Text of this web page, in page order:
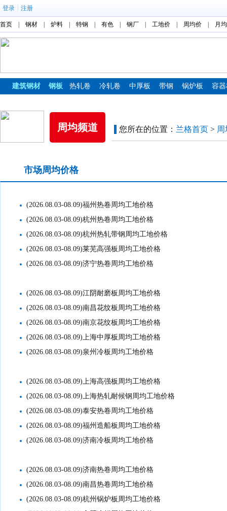
登录 注册
首页 钢材 炉料 特钢 有色 钢厂 工地价 周均价 月
建筑钢材 钢板 热轧卷 冷轧卷 中厚板 带钢 锅炉板 容
周均频道 您所在的位置： 兰格首页 >
市场周均价格
(2026.08.03-08.09)福州热卷周均工地价格
(2026.08.03-08.09)杭州热卷周均工地价格
(2026.08.03-08.09)杭州热轧带钢周均工地价格
(2026.08.03-08.09)莱芜高强板周均工地价格
(2026.08.03-08.09)济宁热卷周均工地价格
(2026.08.03-08.09)江阴耐磨板周均工地价格
(2026.08.03-08.09)南昌花纹板周均工地价格
(2026.08.03-08.09)南京花纹板周均工地价格
(2026.08.03-08.09)上海中厚板周均工地价格
(2026.08.03-08.09)泉州冷板周均工地价格
(2026.08.03-08.09)上海高强板周均工地价格
(2026.08.03-08.09)上海热轧耐候钢周均工地价格
(2026.08.03-08.09)泰安热卷周均工地价格
(2026.08.03-08.09)福州造船板周均工地价格
(2026.08.03-08.09)济南冷板周均工地价格
(2026.08.03-08.09)济南热卷周均工地价格
(2026.08.03-08.09)南昌热卷周均工地价格
(2026.08.03-08.09)杭州锅炉板周均工地价格